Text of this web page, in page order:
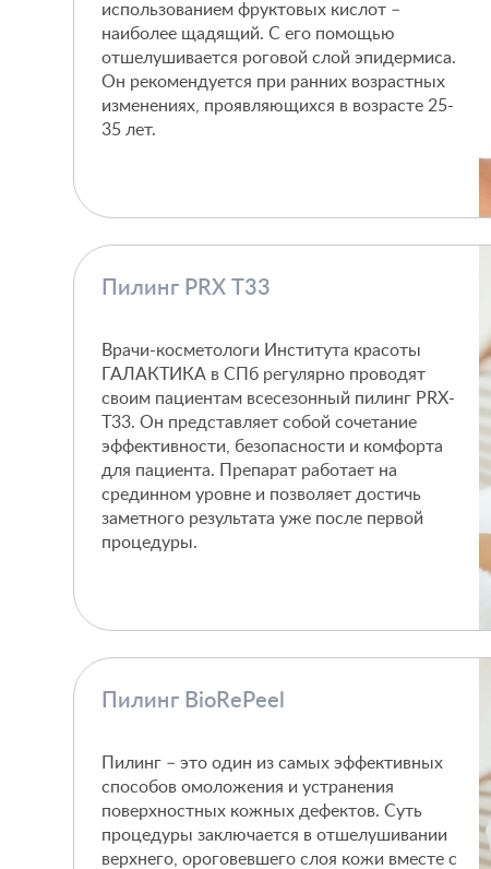
использованием фруктовых кислот –
наиболее щадящий. С его помощью
отшелушивается роговой слой эпидермиса.
Он рекомендуется при ранних возрастных
изменениях, проявляющихся в возрасте 25-
35 лет.
Пилинг PRX T33
Врачи-косметологи Института красоты
ГАЛАКТИКА в СПб регулярно проводят
своим пациентам всесезонный пилинг PRX-
T33. Он представляет собой сочетание
эффективности, безопасности и комфорта
для пациента. Препарат работает на
срединном уровне и позволяет достичь
заметного результата уже после первой
процедуры.
Пилинг BioRePeel
Пилинг – это один из самых эффективных
способов омоложения и устранения
поверхностных кожных дефектов. Суть
процедуры заключается в отшелушивании
верхнего, ороговевшего слоя кожи вместе с